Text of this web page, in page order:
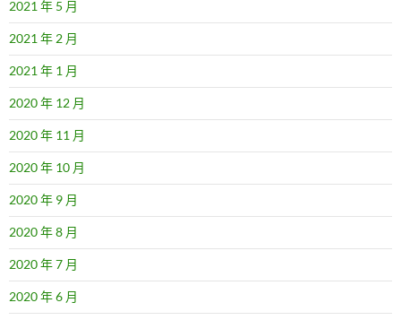
2021 年 5 月
2021 年 2 月
2021 年 1 月
2020 年 12 月
2020 年 11 月
2020 年 10 月
2020 年 9 月
2020 年 8 月
2020 年 7 月
2020 年 6 月